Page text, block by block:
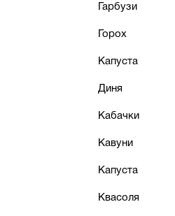
Гарбузи
Горох
Капуста
Диня
Кабачки
Кавуни
Капуста
Квасоля